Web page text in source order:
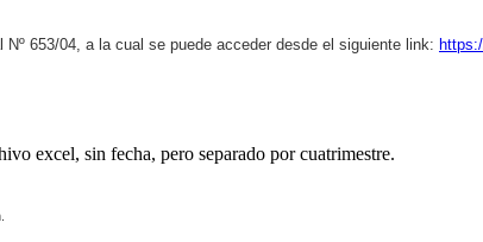
653/04, a la cual se puede acceder desde el siguiente link:
excel, sin fecha, pero separado por cuatrimestre.